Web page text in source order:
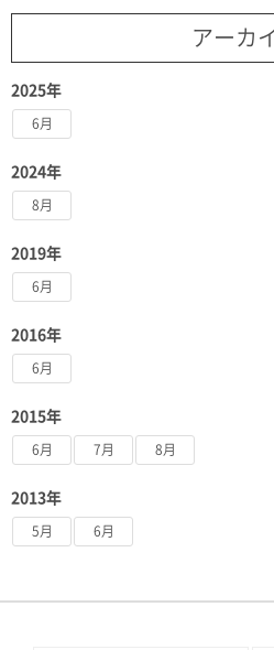
アーカ
2025年
6月
2024年
8月
2019年
6月
2016年
6月
2015年
6月 7月 8月
2013年
5月 6月